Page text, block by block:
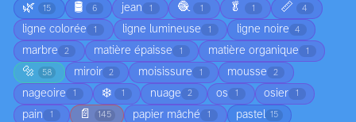
🌿 15 🛢️ 6 jean 1 🧶 1 🥬 1 📏 4
ligne colorée 1 ligne lumineuse 1 ligne noire 4
marbre 2 matière épaisse 1 matière organique 1
🔩 58 miroir 2 moisissure 1 mousse 2
nageoire 1 ❄️ 1 nuage 2 os 1 osier 1
pain 1 📄 145 papier mâché 1 pastel 15